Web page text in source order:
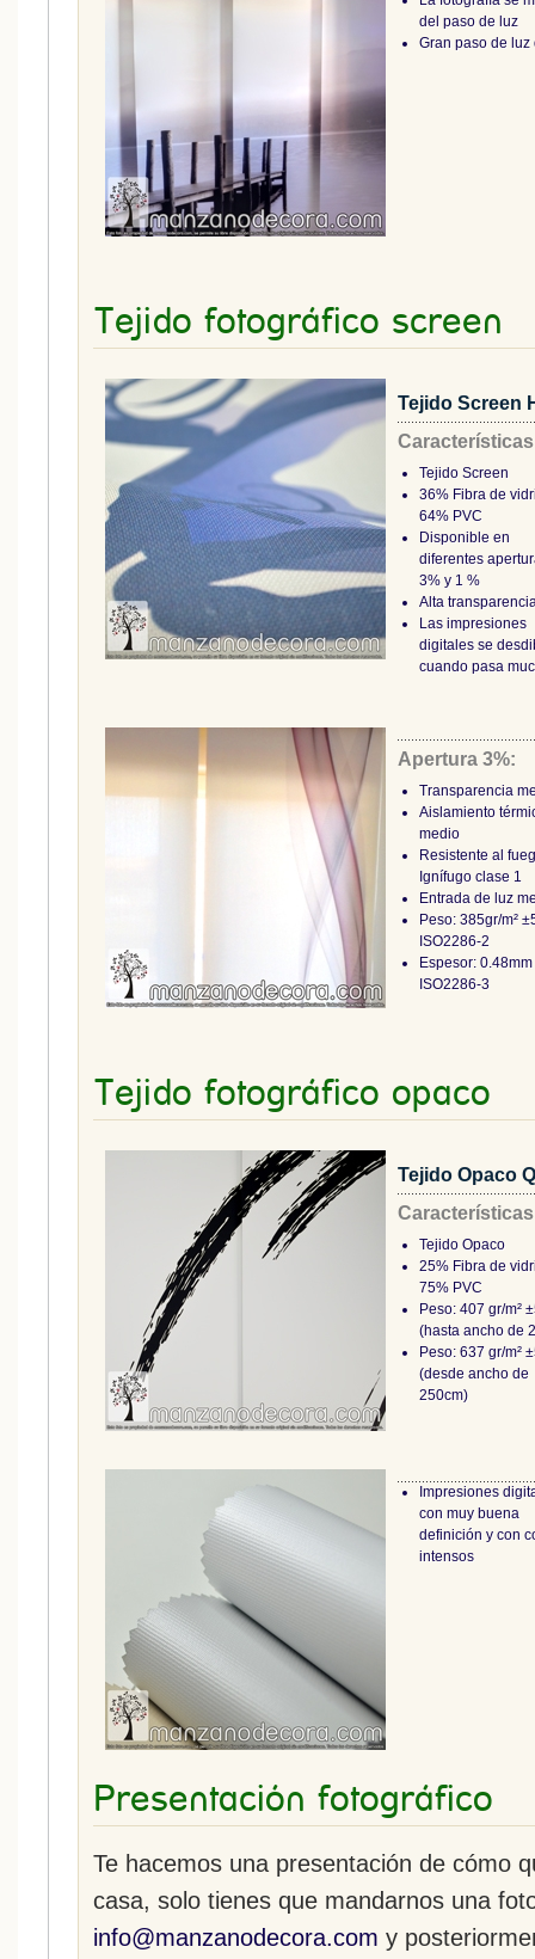
del paso de luz
Gran paso de luz
Tejido fotográfico screen
Tejido Screen
Tejido Screen
36% Fibra de
64% PVC
Disponible en
diferentes
3% y 1 %
Alta
Las impresiones
digitales se
cuando pasa
Apertura 3%:
Transparencia
Aislamiento
medio
Resistente al
Ignífugo clase 1
Entrada de luz
Peso: 385gr/m²
ISO2286-2
Espesor:
ISO2286-3
Tejido fotográfico opaco
Tejido Opaco
Tejido Opaco
25% Fibra de
75% PVC
Peso: 407 gr/m²
(hasta ancho de
Peso: 637 gr/m²
(desde ancho de
250cm)
Impresiones
con muy buena
definición y con
intensos
Presentación fotográfico
Te hacemos una presentación de cómo
casa, solo tienes que mandarnos una
info@manzanodecora.com y